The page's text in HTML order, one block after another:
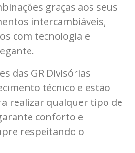
graças aos seus
intercambiáveis,
com tecnologia e
das GR Divisórias
técnico e estão
realizar qualquer tipo de
conforto e
respeitando o